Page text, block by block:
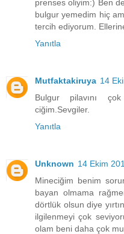
prenses oliyim:) Ben
bulgur yemedim hiç
tercih ediyorum.
Yanıtla
Mutfaktakiruya 14
Bulgur pilavını
ciğim.Sevgiler.
Yanıtla
Unknown 14 Ekim
Mineciğim benim
bayan olmama
dörtlük olsun diye
ilgilenmeyi çok
olam beni daha çok